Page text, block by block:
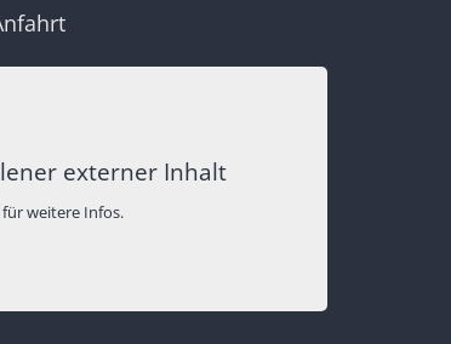
externer Inhalt
weitere Infos.